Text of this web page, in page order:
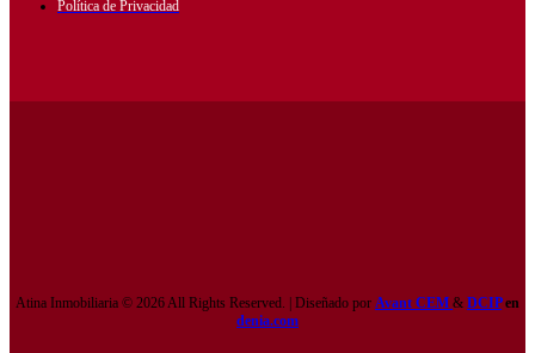
Política de Privacidad
Atina Inmobiliaria © 2026 All Rights Reserved. | Diseñado por Avant CEM & DCIPen
denia.com